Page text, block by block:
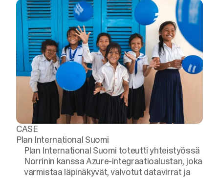
CASE
Plan International Suomi
Plan International Suomi toteutti yhteistyössä
Norrinin kanssa Azure-integraatioalustan, joka
varmistaa läpinäkyvät, valvotut datavirrat ja